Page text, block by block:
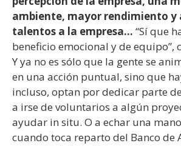
ambiente, mayor rendimiento y
talentos a la empresa… “Sí que
beneficio emocional y de equipo”,
Y ya no es sólo que la gente se
en una acción puntual, sino que
incluso, optan por dedicar parte
a irse de voluntarios a algún
ayudar in situ. O a echar una
cuando toca reparto del Banco de